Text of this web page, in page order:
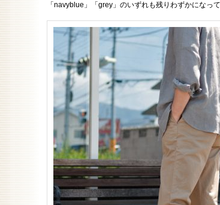
「navyblue」「grey」のいずれも残りわずかになって